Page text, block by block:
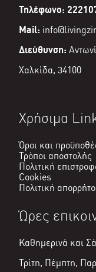
Τηλέφωνο:
Mail:
Διεύθυνση:
Χαλκίδα, 34100
Χρήσιμα
Όροι και
Τρόποι αποστολής
Πολιτική
Cookies
Πολιτική
Ώρες
Καθημερινά και
Τρίτη, Πέμπτη,